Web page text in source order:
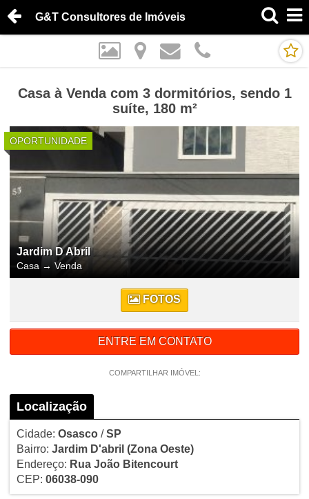
G&T Consultores de Imóveis
Casa à Venda com 3 dormitórios, sendo 1
suíte, 180 m²
OPORTUNIDADE
Jardim D Abril
Casa → Venda
FOTOS
ENTRE EM CONTATO
COMPARTILHAR IMÓVEL:
Localização
Cidade: Osasco/SP
Bairro: Jardim D'abril (Zona Oeste)
Endereço: Rua João Bitencourt
CEP: 06038-090